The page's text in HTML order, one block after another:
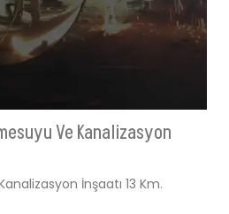
Ve Kanalizasyon
İnşaatı 13 Km.